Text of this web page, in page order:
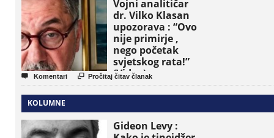
Vojni analitičar
dr. Vilko Klasan
upozorava : “Ovo
nije primirje ,
nego početak
svjetskog rata!”
(Video)
 Komentari  Pročitaj čitav članak
KOLUMNE
Gideon Levy :